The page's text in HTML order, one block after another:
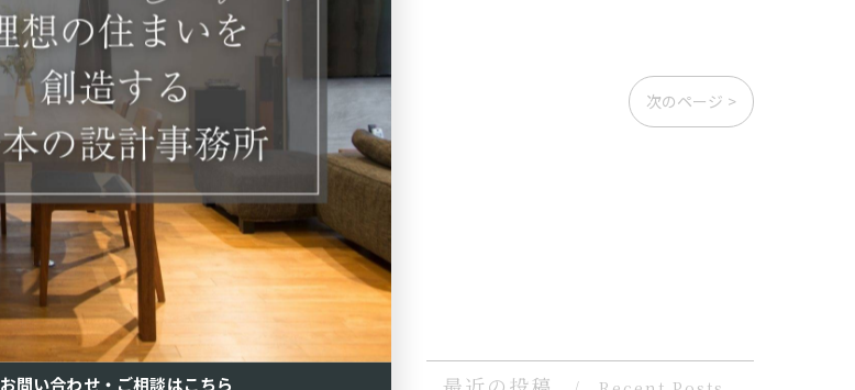
一覧に戻る 次のページ >
関連タグ
#セルフビルド
お問い合わせ・ご相談はこちら